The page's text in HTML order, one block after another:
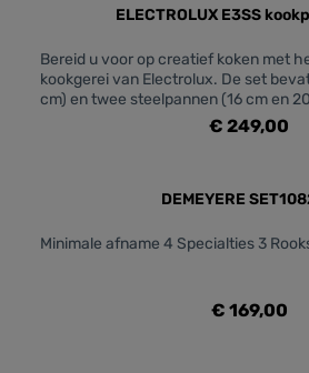
Coating/afwerking buitenkant Anti-
ELECTROLUX E3SS
Bereid u voor op creatief koken met
kookgerei van Electrolux. De set
cm) en twee steelpannen (16 cm en
nodig hebt om lekkere maaltijden te
€ 249,00
DEMEYERE
Minimale afname 4 Specialties 3
€ 169,00